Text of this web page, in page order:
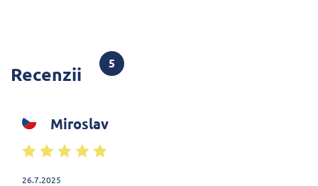
Recenzii 5
Miroslav
26.7.2025